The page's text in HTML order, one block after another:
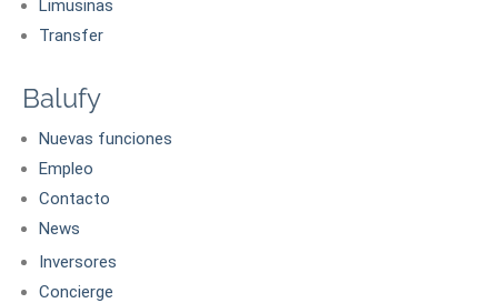
Limusinas
Transfer
Balufy
Nuevas funciones
Empleo
Contacto
News
Inversores
Concierge